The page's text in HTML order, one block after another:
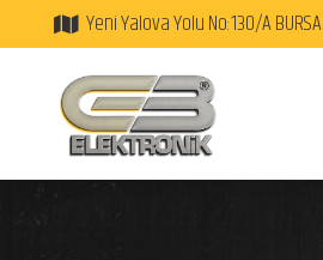
Yeni Yalova Yolu No:130/A BURSA